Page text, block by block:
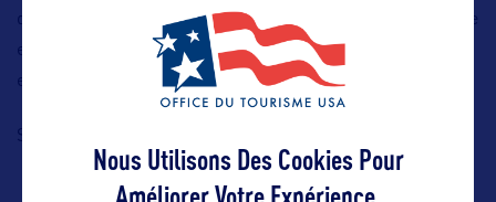
des pionniers du blues, aurait passé un pacte avec le diable
en 1930 : en échange de son âme, il aurait gagné son talent
exceptionnel à la guitare !
Site internet :
Nous Utilisons Des Cookies Pour